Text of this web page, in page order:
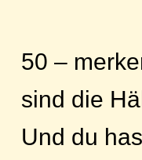
50 –
sind die
Und du